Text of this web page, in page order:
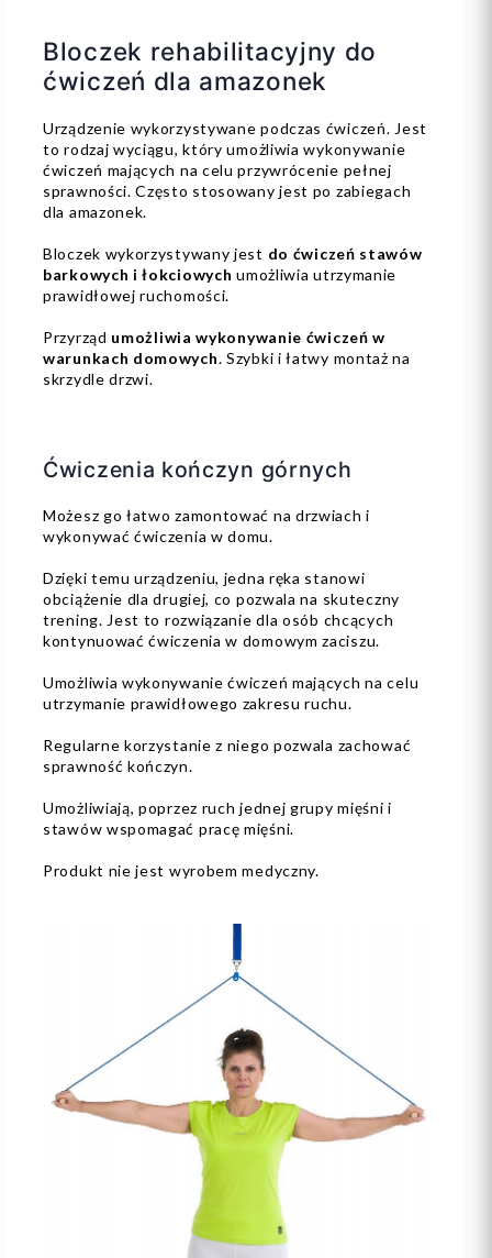
Bloczek rehabilitacyjny do
ćwiczeń dla amazonek
Urządzenie wykorzystywane podczas ćwiczeń. Jest
to rodzaj wyciągu, który umożliwia wykonywanie
ćwiczeń mających na celu przywrócenie pełnej
sprawności. Często stosowany jest po zabiegach
dla amazonek.
Bloczek wykorzystywany jest do ćwiczeń stawów
barkowych i łokciowych umożliwia utrzymanie
prawidłowej ruchomości.
Przyrząd umożliwia wykonywanie ćwiczeń w
warunkach domowych. Szybki i łatwy montaż na
skrzydle drzwi.
Ćwiczenia kończyn górnych
Możesz go łatwo zamontować na drzwiach i
wykonywać ćwiczenia w domu.
Dzięki temu urządzeniu, jedna ręka stanowi
obciążenie dla drugiej, co pozwala na skuteczny
trening. Jest to rozwiązanie dla osób chcących
kontynuować ćwiczenia w domowym zaciszu.
Umożliwia wykonywanie ćwiczeń mających na celu
utrzymanie prawidłowego zakresu ruchu.
Regularne korzystanie z niego pozwala zachować
sprawność kończyn.
Umożliwiają, poprzez ruch jednej grupy mięśni i
stawów wspomagać pracę mięśni.
Produkt nie jest wyrobem medyczny.